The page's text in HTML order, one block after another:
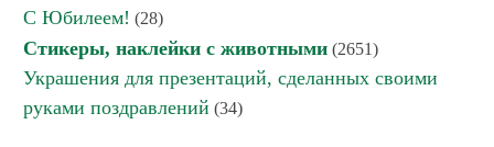
С Юбилеем! (28)
Стикеры, наклейки с животными (2651)
Украшения для презентаций, сделанных своими
руками поздравлений (34)